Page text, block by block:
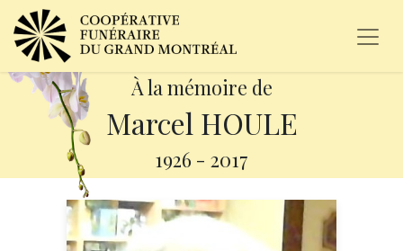
À la mémoire de
Marcel HOULE
1926 - 2017